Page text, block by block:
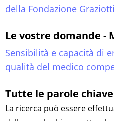
della Fondazione
Le vostre domande -
Sensibilità e capacità di
qualità del medico
Tutte le parole chiave
La ricerca può essere